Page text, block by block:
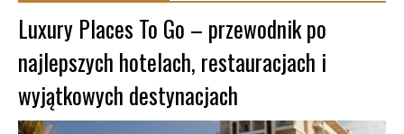
Luxury Places To Go – przewodnik po
najlepszych hotelach, restauracjach i
wyjątkowych destynacjach